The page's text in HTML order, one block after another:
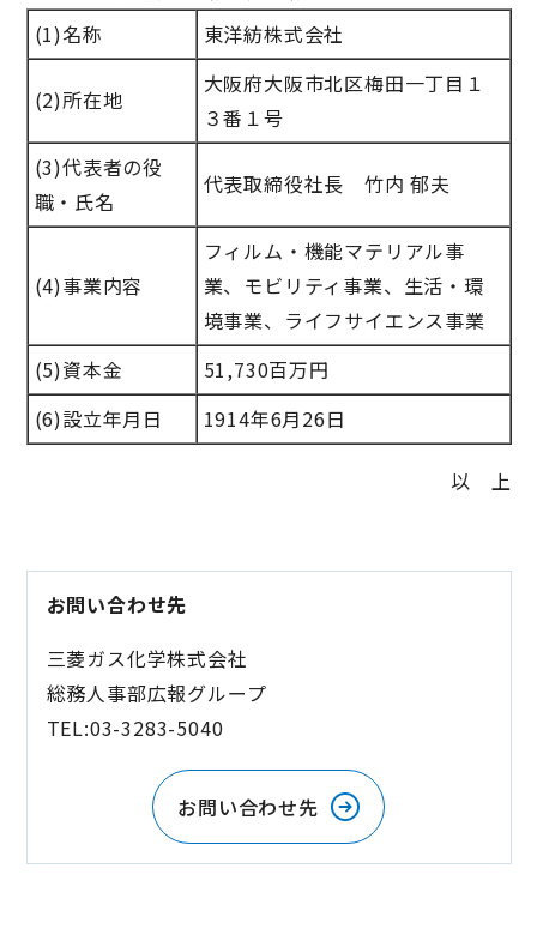
(1)名称
東洋紡株式会社
(2)所在地
大阪府大阪市北区梅田一丁目１
３番１号
(3)代表者の役
職・氏名
代表取締役社長 竹内 郁夫
(4)事業内容
フィルム・機能マテリアル事
業、モビリティ事業、生活・環
境事業、ライフサイエンス事業
(5)資本金
51,730百万円
(6)設立年月日
1914年6月26日
以 上
お問い合わせ先
三菱ガス化学株式会社
総務人事部広報グループ
TEL:03-3283-5040
お問い合わせ先